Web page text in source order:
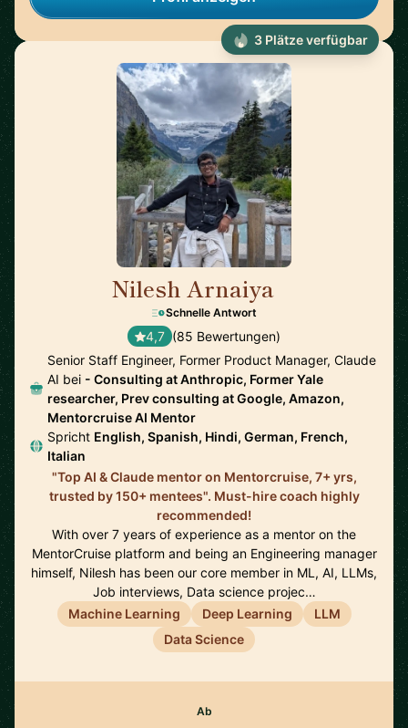
Nilesh Arnaiya
Schnelle Antwort
4,7 (85 Bewertungen)
Senior Staff Engineer, Former Product Manager, Claude
AI bei - Consulting at Anthropic, Former Yale
researcher, Prev consulting at Google, Amazon,
Mentorcruise AI Mentor
Spricht English, Spanish, Hindi, German, French,
Italian
"Top AI & Claude mentor on Mentorcruise, 7+ yrs,
trusted by 150+ mentees". Must-hire coach highly
recommended!
With over 7 years of experience as a mentor on the
MentorCruise platform and being an Engineering manager
himself, Nilesh has been our core member in ML, AI, LLMs,
Job interviews, Data science projec…
Machine Learning
Deep Learning
LLM
Data Science
Ab
3 Plätze verfügbar